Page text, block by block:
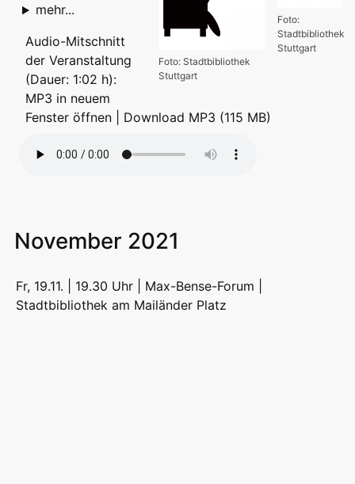
Foto:
Stadtbibliothek
Stuttgart
Foto: Stadtbibliothek
Stuttgart
mehr...
Audio-Mitschnitt
der Veranstaltung
(Dauer: 1:02 h):
MP3 in neuem
Fenster öffnen
Download MP3 (115 MB)
November 2021
Fr, 19.11. | 19.30 Uhr | Max-Bense-Forum |
Stadtbibliothek am Mailänder Platz